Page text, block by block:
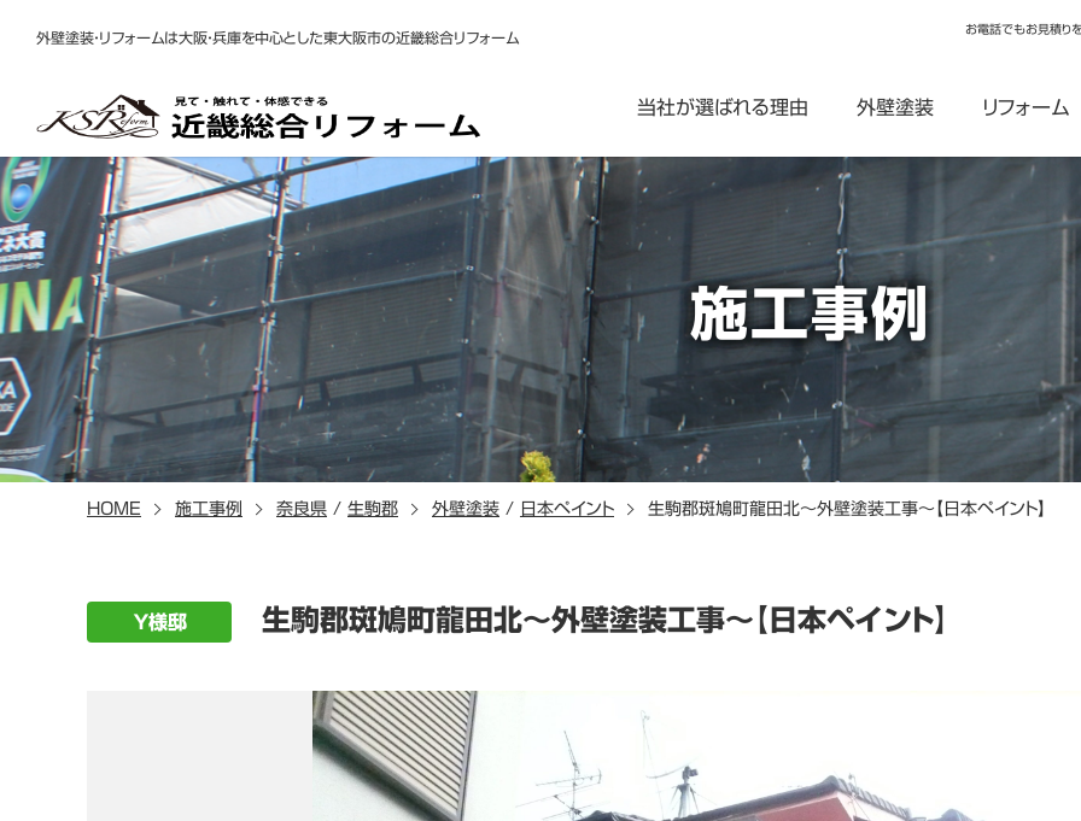
外壁塗装・リフォームは大阪・兵庫を中心とした東大阪市の近畿総合リフォーム
お電話でもお見積り
当社が選ばれる理由 外壁塗装 リフォーム
施工事例
HOME 施工事例 奈良県 / 生駒郡 外壁塗装 / 日本ペイント 生駒郡斑鳩町龍田北～外壁塗装工事～【日本ペイント】
Ｙ様邸 生駒郡斑鳩町龍田北～外壁塗装工事～【日本ペイント】